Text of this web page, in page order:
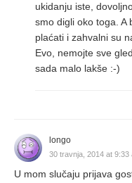
ukidanju iste,
smo digli oko toga. A
plaćati i zahvalni su
Evo, nemojte sve
sada malo lakše :-)
longo
30 travnja, 2014 at 9:33
U mom slučaju prijava